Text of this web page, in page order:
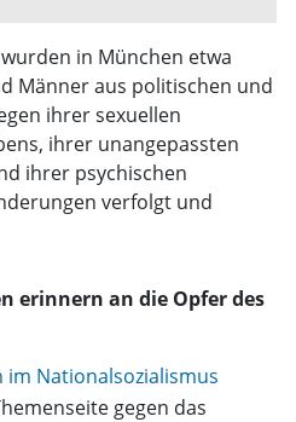
in München etwa
Männer aus politischen und
ihrer sexuellen
ihrer unangepassten
ihrer psychischen
verfolgt und
erinnern an die Opfer des
im Nationalsozialismus
gegen das